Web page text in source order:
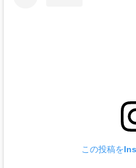
この投稿を